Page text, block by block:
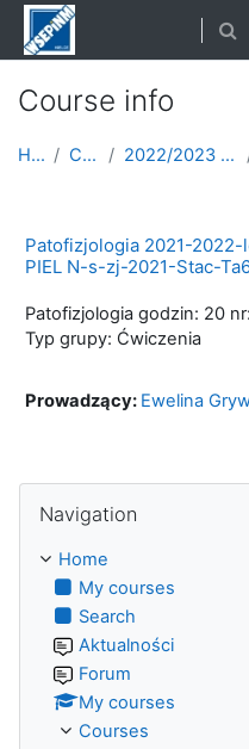
Skip to main content
Course info
Home Courses 2022/2023 semestr zimowy
Patofizjologia 2021-
PIEL N-s-zj-2021-Stac-
Patofizjologia godzin: 20
Typ grupy: Ćwiczenia
Prowadzący: Ewelina
Navigation
Home
My courses
Search
Aktualności
Forum
My courses
Courses